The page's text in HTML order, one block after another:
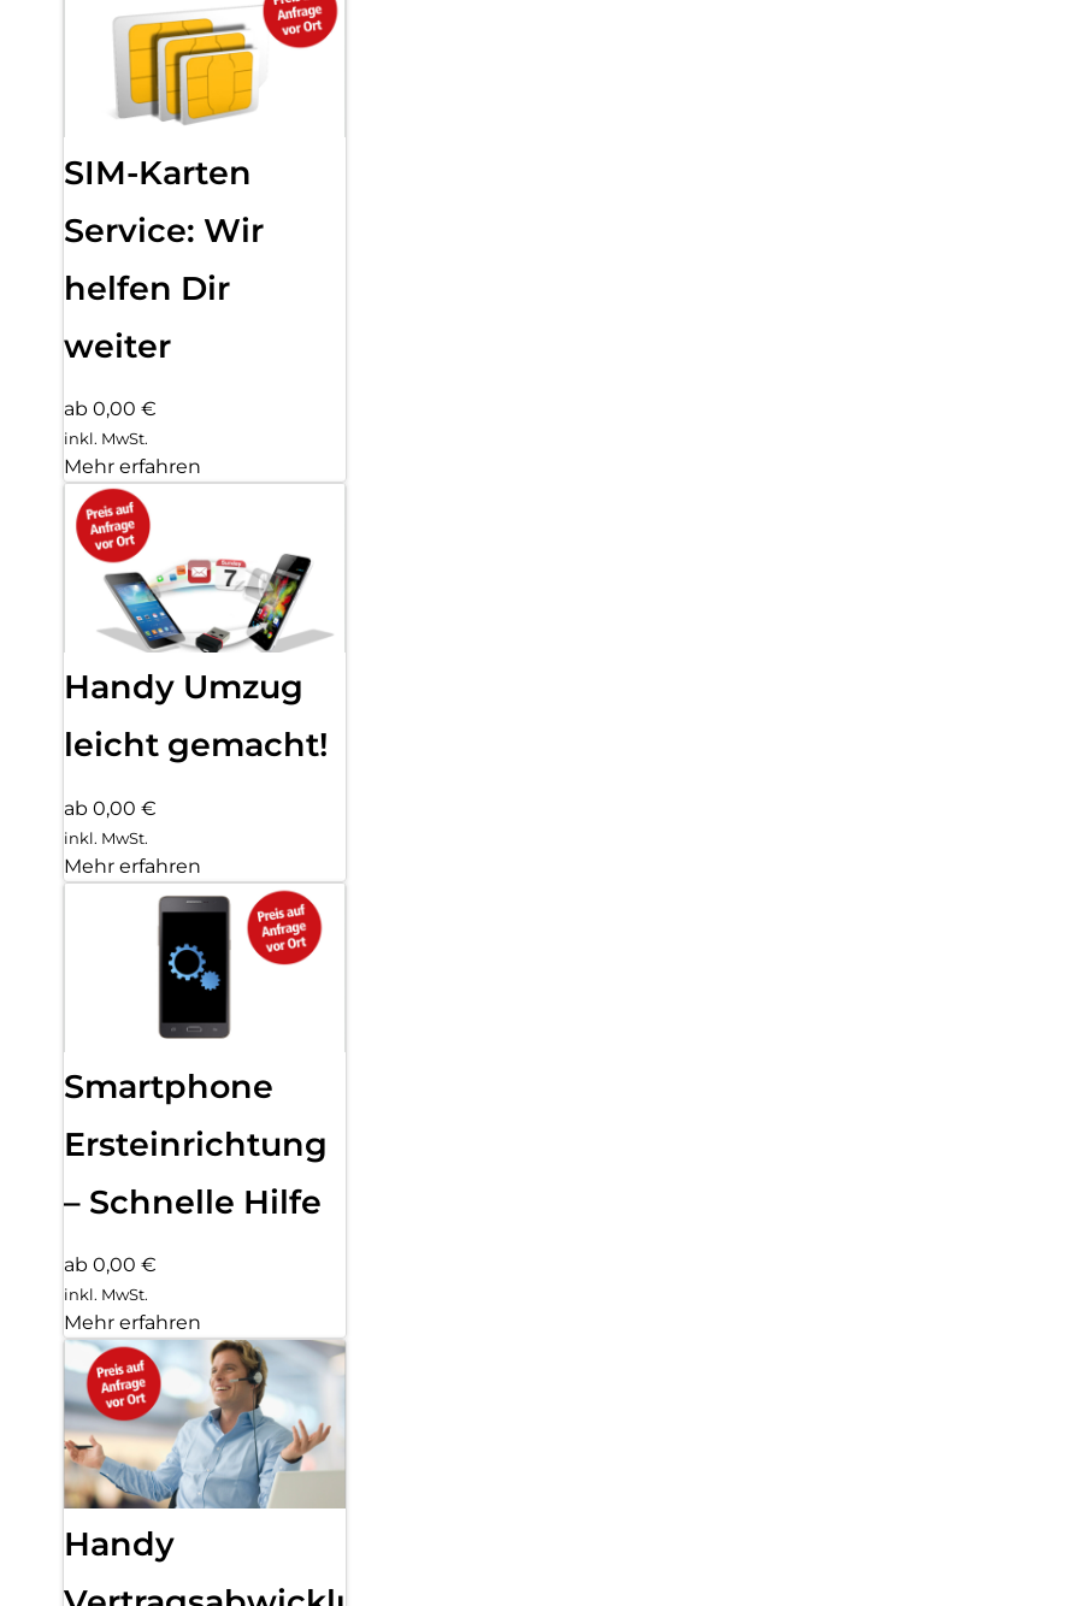
SIM-Karten
Service: Wir
helfen Dir
weiter
ab 0,00 €
inkl. MwSt.
Mehr erfahren
Handy Umzug
leicht gemacht!
ab 0,00 €
inkl. MwSt.
Mehr erfahren
Smartphone
Ersteinrichtung
– Schnelle Hilfe
ab 0,00 €
inkl. MwSt.
Mehr erfahren
Handy